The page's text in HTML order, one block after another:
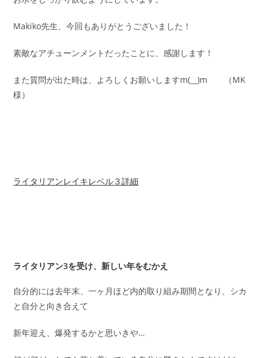
Makiko先生、今回もありがとうございました！
素敵なアチューンメントだったことに、感謝します！
また質問が出た時は、よろしくお願いしますm(__)m （MK
様）
ライタリアンレイキレベル３詳細
ライタリアン3を受け、新しい年をむかえ
自分的には去年末、一ヶ月ほど内的取り組み期間となり、シカ
と自分と向き合えて
新年迎え、爆発するかと思いきや…